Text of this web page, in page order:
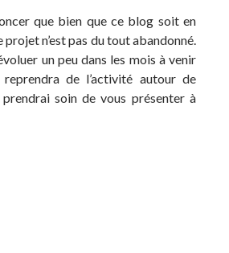
que bien que ce blog soit en
n’est pas du tout abandonné.
un peu dans les mois à venir
de l’activité autour de
soin de vous présenter à